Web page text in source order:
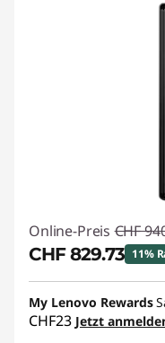
Online-Preis CHF
CHF 829.73 11%
eCoupon-Rabatt :
eCoupon :
My Lenovo Rewards
CHF23 Jetzt